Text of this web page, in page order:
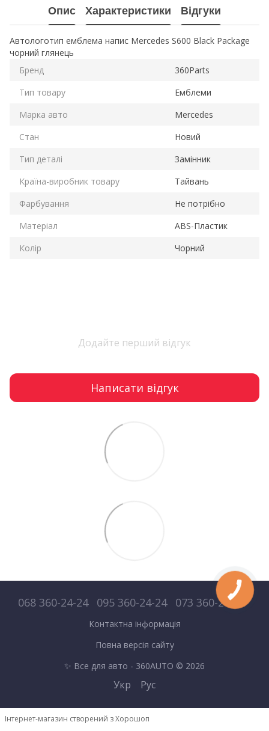
Опис Характеристики Відгуки
Автологотип емблема напис Mercedes S600 Black Package
чорний глянець
Бренд
360Parts
Тип товару
Емблеми
Марка авто
Mercedes
Стан
Новий
Тип деталі
Замінник
Країна-виробник товару
Тайвань
Фарбування
Не потрібно
Матеріал
ABS-Пластик
Колір
Чорний
Додайте перший відгук
Написати відгук
068 360-24-24 095 360-24-24 073 360-24-24
Контактна інформація
Повна версія сайту
✨ Все для авто - 360AUTO © 2026
Укр Рус
Інтернет-магазин створений з Хорошоп